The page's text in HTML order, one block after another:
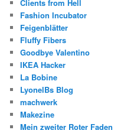
Clients from Hell
Fashion Incubator
Feigenblätter
Fluffy Fibers
Goodbye Valentino
IKEA Hacker
La Bobine
LyonelBs Blog
machwerk
Makezine
Mein zweiter Roter Faden